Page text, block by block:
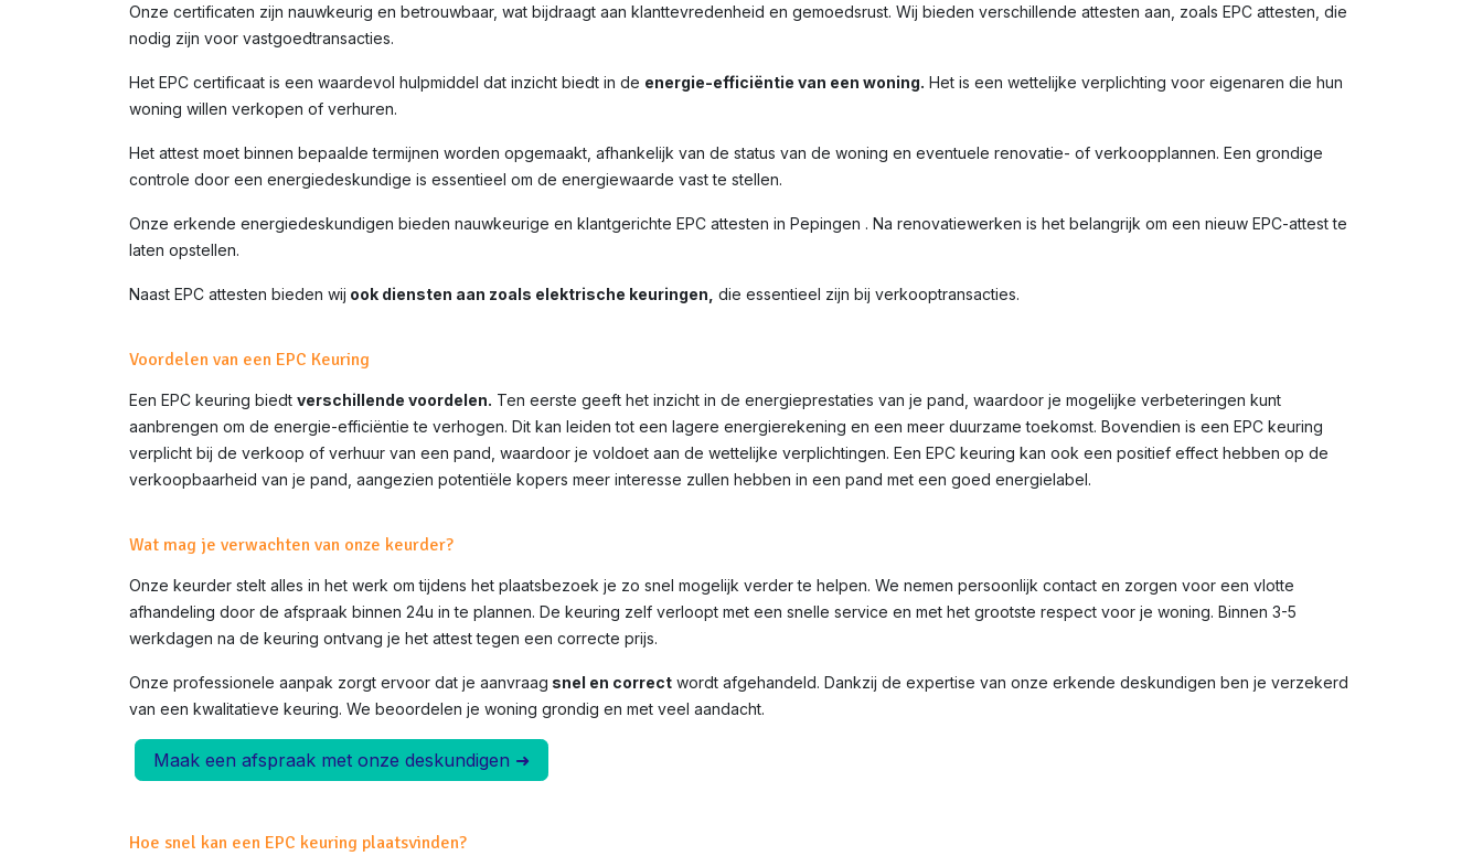
Onze certificaten zijn nauwkeurig en betrouwbaar, wat bijdraagt aan klanttevredenheid en gemoedsrust. Wij bieden verschillende attesten aan, zoals EPC attesten, die
nodig zijn voor vastgoedtransacties.
Het EPC certificaat is een waardevol hulpmiddel dat inzicht biedt in de energie-efficiëntie van een woning. Het is een wettelijke verplichting voor eigenaren die hun
woning willen verkopen of verhuren.
Het attest moet binnen bepaalde termijnen worden opgemaakt, afhankelijk van de status van de woning en eventuele renovatie- of verkoopplannen. Een grondige
controle door een energiedeskundige is essentieel om de energiewaarde vast te stellen.
Onze erkende energiedeskundigen bieden nauwkeurige en klantgerichte EPC attesten in Pepingen . Na renovatiewerken is het belangrijk om een nieuw EPC-attest te
laten opstellen.
Naast EPC attesten bieden wij ook diensten aan zoals elektrische keuringen, die essentieel zijn bij verkooptransacties.
Voordelen van een EPC Keuring
Een EPC keuring biedt verschillende voordelen. Ten eerste geeft het inzicht in de energieprestaties van je pand, waardoor je mogelijke verbeteringen kunt
aanbrengen om de energie-efficiëntie te verhogen. Dit kan leiden tot een lagere energierekening en een meer duurzame toekomst. Bovendien is een EPC keuring
verplicht bij de verkoop of verhuur van een pand, waardoor je voldoet aan de wettelijke verplichtingen. Een EPC keuring kan ook een positief effect hebben op de
verkoopbaarheid van je pand, aangezien potentiële kopers meer interesse zullen hebben in een pand met een goed energielabel.
Wat mag je verwachten van onze keurder?
Onze keurder stelt alles in het werk om tijdens het plaatsbezoek je zo snel mogelijk verder te helpen. We nemen persoonlijk contact en zorgen voor een vlotte
afhandeling door de afspraak binnen 24u in te plannen. De keuring zelf verloopt met een snelle service en met het grootste respect voor je woning. Binnen 3-5
werkdagen na de keuring ontvang je het attest tegen een correcte prijs.
Onze professionele aanpak zorgt ervoor dat je aanvraag snel en correct wordt afgehandeld. Dankzij de expertise van onze erkende deskundigen ben je verzekerd
van een kwalitatieve keuring. We beoordelen je woning grondig en met veel aandacht.
Maak een afspraak met onze deskundigen ➜
Hoe snel kan een EPC keuring plaatsvinden?